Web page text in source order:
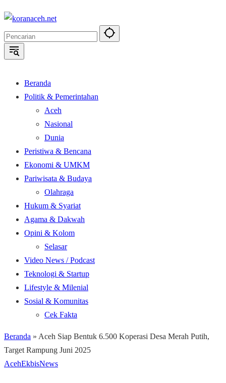
Langsung
konten
Beranda
Politik & Pemerintahan
Aceh
Nasional
Dunia
Peristiwa & Bencana
Ekonomi & UMKM
Pariwisata & Budaya
Olahraga
Hukum & Syariat
Agama & Dakwah
Opini & Kolom
Selasar
Video News / Podcast
Teknologi & Startup
Lifestyle & Milenial
Sosial & Komunitas
Cek Fakta
Beranda » Aceh Siap Bentuk 6.500 Koperasi Desa Merah Putih,
Target Rampung Juni 2025
AcehEkbisNews